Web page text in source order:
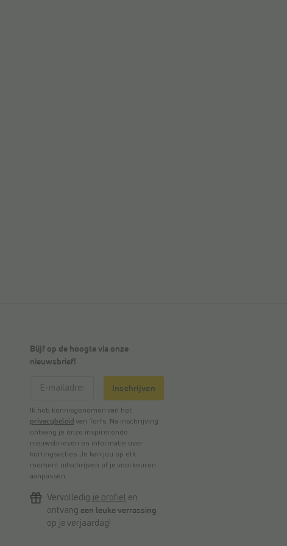
Blijf op de hoogte via onze
nieuwsbrief!
Inschrijven
Ik heb kennisgenomen van het
privacybeleid van Torfs. Na inschrijving
ontvang je onze inspirerende
nieuwsbrieven en informatie over
kortingsacties. Je kan jou op elk
moment uitschrijven of je voorkeuren
aanpassen.
Vervolledig je profiel en
ontvang een leuke verrassing
op je verjaardag!